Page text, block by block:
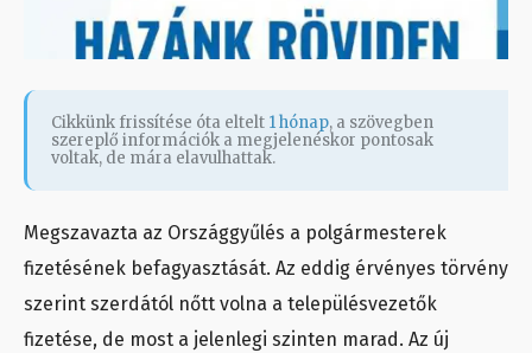
Cikkünk frissítése óta eltelt 1 hónap, a szövegben
szereplő információk a megjelenéskor pontosak
voltak, de mára elavulhattak.
Megszavazta az Országgyűlés a polgármesterek
fizetésének befagyasztását. Az eddig érvényes törvény
szerint szerdától nőtt volna a településvezetők
fizetése, de most a jelenlegi szinten marad. Az új